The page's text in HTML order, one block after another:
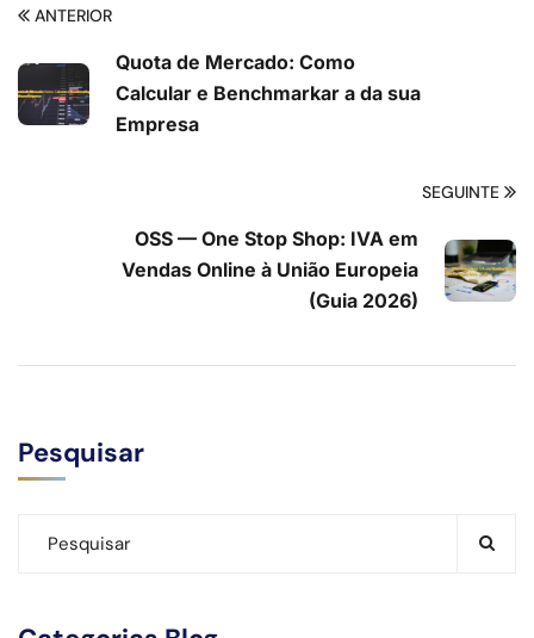
ANTERIOR
Quota de Mercado: Como
Calcular e Benchmarkar a da sua
Empresa
SEGUINTE
OSS — One Stop Shop: IVA em
Vendas Online à União Europeia
(Guia 2026)
Pesquisar